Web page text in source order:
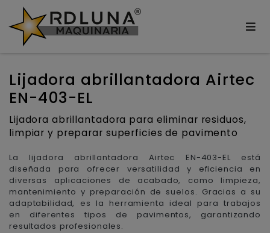
Lijadora abrillantadora Airtec
EN-403-EL
Lijadora abrillantadora para eliminar residuos,
limpiar y preparar superficies de pavimento
La lijadora abrillantadora Airtec EN-403-EL está
diseñada para ofrecer versatilidad y eficiencia en
diversas aplicaciones de acabado, como limpieza,
mantenimiento y preparación de suelos. Gracias a su
adaptabilidad, es la herramienta ideal para trabajos
en diferentes tipos de pavimentos, garantizando
resultados profesionales.